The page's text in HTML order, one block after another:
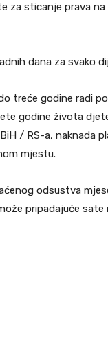
za sticanje prava
dana za svako
treće godine radi
godine života
/ RS-a, naknada
mjestu.
odsustva
pripadajuće